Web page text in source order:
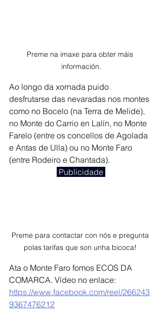
Preme na imaxe para obter máis
información.
Ao longo da xornada puido
desfrutarse das nevaradas nos montes
como no Bocelo (na Terra de Melide),
no Monte do Carrio en Lalín, no Monte
Farelo (entre os concellos de Agolada
e Antas de Ulla) ou no Monte Faro
(entre Rodeiro e Chantada).
Publicidade
Preme para contactar con nós e pregunta
polas tarifas que son unha bicoca!
Ata o Monte Faro fomos ECOS DA
COMARCA. Vídeo no enlace:
https://www.facebook.com/reel/266243
9367476212